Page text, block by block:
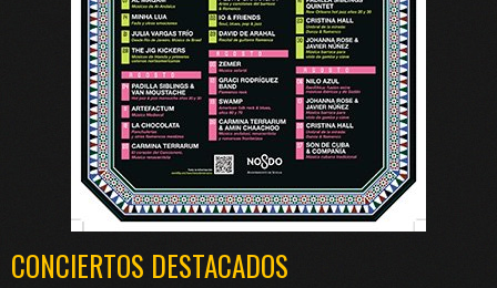
CONCIERTOS DESTACADOS